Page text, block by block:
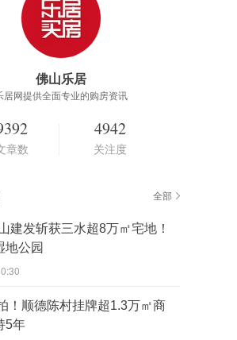
佛山乐居
居网提供全面专业的购房资讯
章数
4942
关注度
全部
建发斩获三水超8万㎡宅地！
地公园
！顺德陈村挂牌超1.3万㎡商
5年